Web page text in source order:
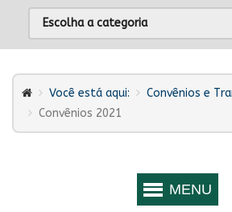
Você está aqui:
Convênios e
Convênios 2021